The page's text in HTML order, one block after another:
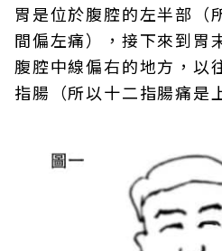
胃是位於腹腔的左半部（
間偏左痛），接下來到胃
腹腔中線偏右的地方，以
指腸（所以十二指腸痛是